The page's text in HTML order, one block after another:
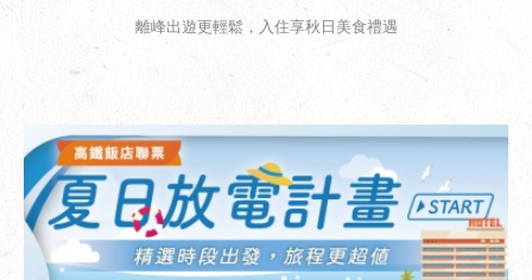
離峰出遊更輕鬆，入住享秋日美食禮遇